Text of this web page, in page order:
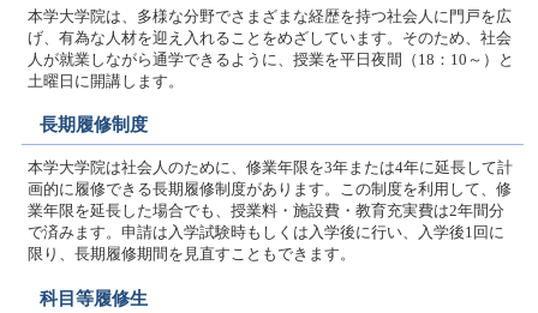
本学大学院は、多様な分野でさまざまな経歴を持つ社会人に門戸を広
げ、有為な人材を迎え入れることをめざしています。そのため、社会
人が就業しながら通学できるように、授業を平日夜間（18：10～）と
土曜日に開講します。
長期履修制度
本学大学院は社会人のために、修業年限を3年または4年に延長して計
画的に履修できる長期履修制度があります。この制度を利用して、修
業年限を延長した場合でも、授業料・施設費・教育充実費は2年間分
で済みます。申請は入学試験時もしくは入学後に行い、入学後1回に
限り、長期履修期間を見直すこともできます。
科目等履修生